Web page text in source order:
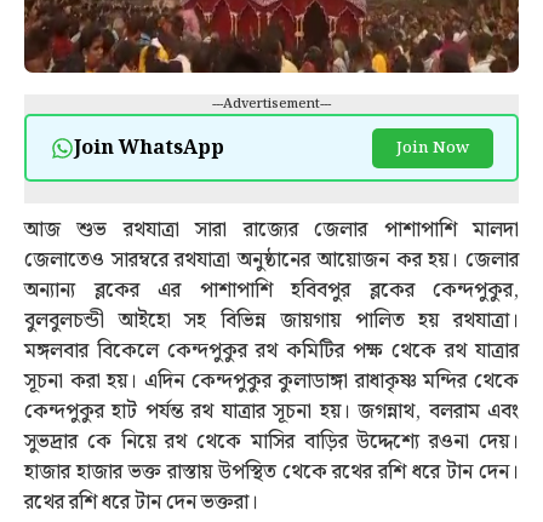
---Advertisement---
Join WhatsApp Join Now
আজ শুভ রথযাত্রা সারা রাজ্যের জেলার পাশাপাশি মালদা
জেলাতেও সারম্বরে রথযাত্রা অনুষ্ঠানের আয়োজন কর হয়। জেলার
অন্যান্য ব্লকের এর পাশাপাশি হবিবপুর ব্লকের কেন্দপুকুর,
বুলবুলচন্ডী আইহো সহ বিভিন্ন জায়গায় পালিত হয় রথযাত্রা।
মঙ্গলবার বিকেলে কেন্দপুকুর রথ কমিটির পক্ষ থেকে রথ যাত্রার
সূচনা করা হয়। এদিন কেন্দপুকুর কুলাডাঙ্গা রাধাকৃষ্ণ মন্দির থেকে
কেন্দপুকুর হাট পর্যন্ত রথ যাত্রার সূচনা হয়। জগন্নাথ, বলরাম এবং
সুভদ্রার কে নিয়ে রথ থেকে মাসির বাড়ির উদ্দেশ্যে রওনা দেয়।
হাজার হাজার ভক্ত রাস্তায় উপস্থিত থেকে রথের রশি ধরে টান দেন।
রথের রশি ধরে টান দেন ভক্তরা।